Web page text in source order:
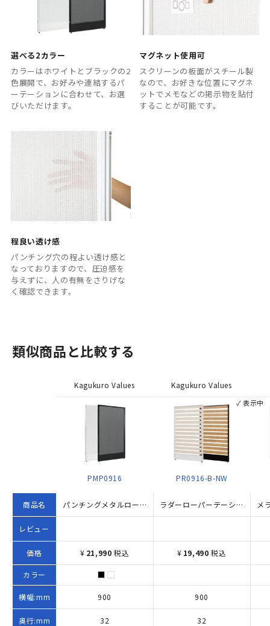
選べる2カラー
カラーはホワイトとブラックの2
色展開で、お好みや連結するパ
ーテーションに合わせて、お選
びいただけます。
マグネット使用可
スクリーンの板面がスチール製
なので、お好きな位置にマグネ
ットでメモなどの掲示物を貼付
することが可能です。
程良い透け感
パンチング穴の程よい透け感と
なっておりますので、圧迫感を
与えずに、人の有無をさりげな
く確認できます。
類似商品と比較する
商品名
レビュー
価格
カラー
横幅:mm
奥行:mm
Kagukuro Values
PMP0916
✓ 表示中
パンチングメタルローパーテーション KGシリーズ（H1600×W900）
¥ 21,990 税込
900
32
Kagukuro Values
PR0916-B-NW
ラダーローパーテーション KGシリーズ H1600×W900 ナチュラル
¥ 19,490 税込
900
32